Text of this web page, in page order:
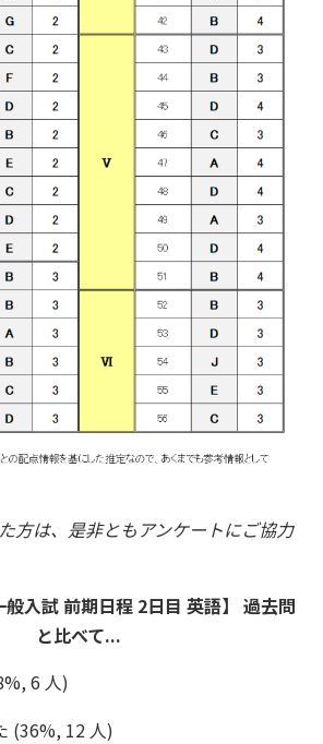
方は、是非ともアンケートにご協力
般入試 前期日程 2日目 英語】 過去問
と比べて...
6 人)
(36%, 12 人)